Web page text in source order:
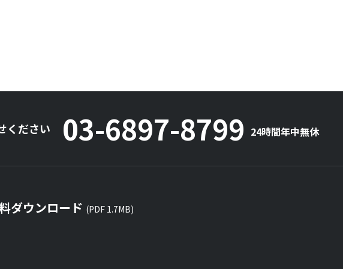
ください 03-6897-8799 24時間年中無休
ダウンロード (PDF 1.7MB)